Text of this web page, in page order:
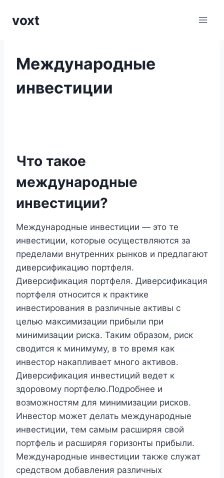
voxt
Международные
инвестиции
Что такое
международные
инвестиции?
Международные инвестиции — это те
инвестиции, которые осуществляются за
пределами внутренних рынков и предлагают
диверсификацию портфеля.
Диверсификация портфеля. Диверсификация
портфеля относится к практике
инвестирования в различные активы с
целью максимизации прибыли при
минимизации риска. Таким образом, риск
сводится к минимуму, в то время как
инвестор накапливает много активов.
Диверсификация инвестиций ведет к
здоровому портфелю.Подробнее и
возможностям для минимизации рисков.
Инвестор может делать международные
инвестиции, тем самым расширяя свой
портфель и расширяя горизонты прибыли.
Международные инвестиции также служат
средством добавления различных